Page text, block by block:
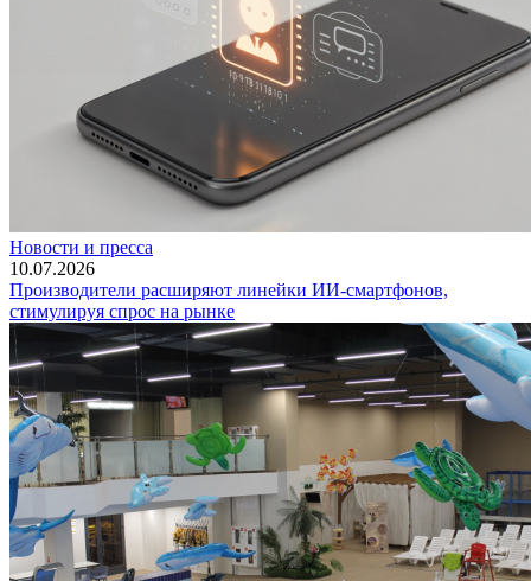
Новости и пресса
10.07.2026
Производители расширяют линейки ИИ-смартфонов,
стимулируя спрос на рынке